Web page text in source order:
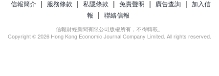
信報簡介 | 服務條款 | 私隱條款 | 免責聲明 | 廣告查詢 | 加入信
報 | 聯絡信報
信報財經新聞有限公司版權所有，不得轉載。
Copyright © 2026 Hong Kong Economic Journal Company Limited. All rights reserved.